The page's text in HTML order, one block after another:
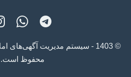
© 1403 - سیستم مدیریت
محفوظ است.